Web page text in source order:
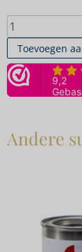
Toevoegen
Andere